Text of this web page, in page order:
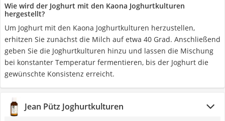
Wie wird der Joghurt mit den Kaona Joghurtkulturen
hergestellt?
Um Joghurt mit den Kaona Joghurtkulturen herzustellen,
erhitzen Sie zunächst die Milch auf etwa 40 Grad. Anschließend
geben Sie die Joghurtkulturen hinzu und lassen die Mischung
bei konstanter Temperatur fermentieren, bis der Joghurt die
gewünschte Konsistenz erreicht.
Jean Pütz Joghurtkulturen